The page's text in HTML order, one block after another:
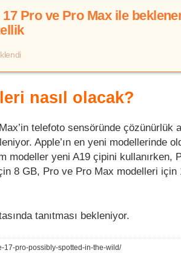
Pro ve Pro Max ile
nasıl olacak?
telefoto sensöründe çözünürlük
Apple’ın en yeni modellerinde
modeller yeni A19 çipini kullanırken,
8 GB, Pro ve Pro Max modelleri için
tanıtması bekleniyor.
17-pro-possibly-spotted-in-the-wild/